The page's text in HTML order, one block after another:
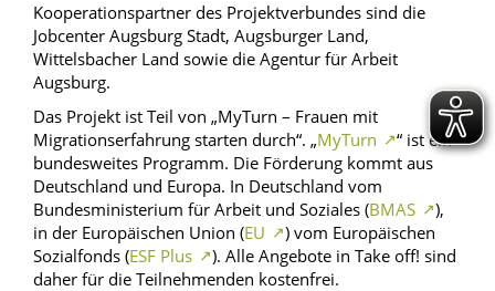
Kooperationspartner des Projektverbundes sind die
Jobcenter Augsburg Stadt, Augsburger Land,
Wittelsbacher Land sowie die Agentur für Arbeit
Augsburg.
Das Projekt ist Teil von „MyTurn – Frauen mit
Migrationserfahrung starten durch“. „MyTurn
“ ist ein
bundesweites Programm. Die Förderung kommt aus
Deutschland und Europa. In Deutschland vom
Bundesministerium für Arbeit und Soziales (BMAS
),
in der Europäischen Union (EU
) vom Europäischen
Sozialfonds (ESF Plus
). Alle Angebote in Take off! sind
daher für die Teilnehmenden kostenfrei.